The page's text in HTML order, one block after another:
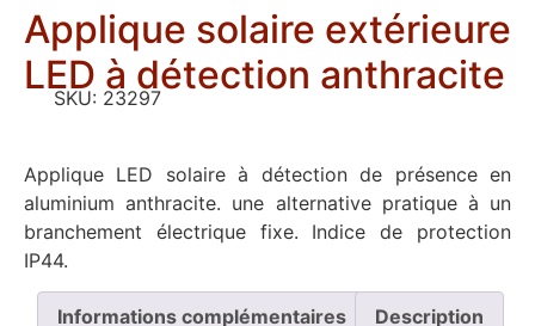
Applique solaire extérieure
LED à détection anthracite
SKU: 23297
Applique LED solaire à détection de présence en
aluminium anthracite. une alternative pratique à un
branchement électrique fixe. Indice de protection
IP44.
Informations complémentaires Description